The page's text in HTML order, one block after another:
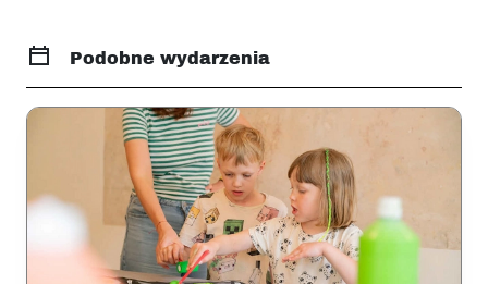
Podobne wydarzenia